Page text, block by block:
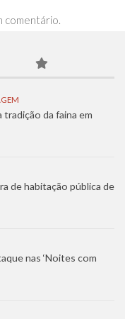
comentário.
da faina em
de habitação pública de
nas ‘Noites com